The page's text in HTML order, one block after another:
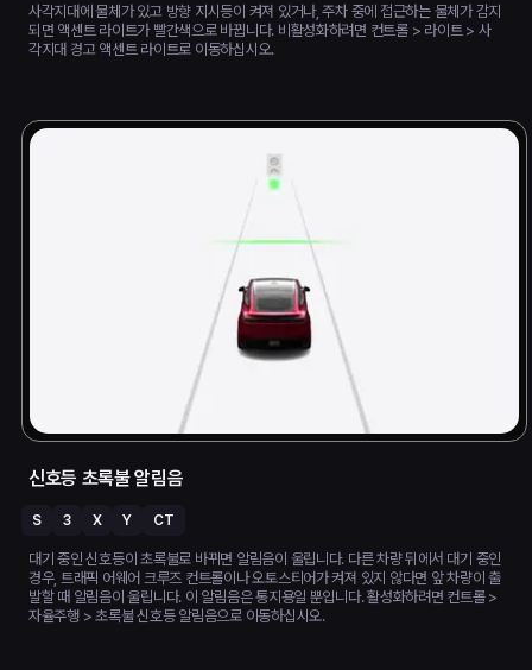
사각지대에 물체가 있고 방향 지시등이 켜져 있거나, 주차 중에 접근하는 물체가 감지
되면 액센트 라이트가 빨간색으로 바뀝니다. 비활성화하려면 컨트롤 > 라이트 > 사
각지대 경고 액센트 라이트로 이동하십시오.
신호등 초록불 알림음
S 3 X Y CT
대기 중인 신호등이 초록불로 바뀌면 알림음이 울립니다. 다른 차량 뒤에서 대기 중인
경우, 트래픽 어웨어 크루즈 컨트롤이나 오토스티어가 켜져 있지 않다면 앞 차량이 출
발할 때 알림음이 울립니다. 이 알림음은 통지용일 뿐입니다. 활성화하려면 컨트롤 >
자율주행 > 초록불 신호등 알림음으로 이동하십시오.